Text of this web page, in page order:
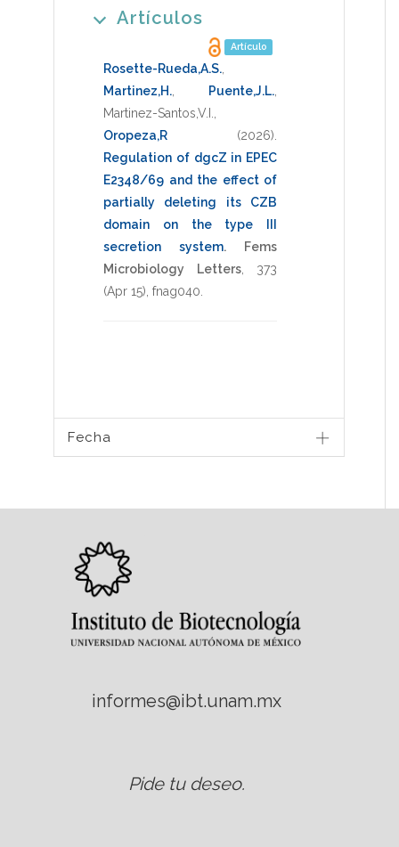
Artículos
Artículo
Rosette-Rueda,A.S.
Martinez,H.
Puente,J.L.
Martinez-Santos,V.I.
Oropeza,R
(2026)
Regulation of dgcZ in EPEC
E2348/69 and the effect of
partially deleting its CZB
domain on the type III
secretion system.
Fems
Microbiology Letters, 373
(Apr 15), fnag040
Fecha
informes@ibt.unam.mx
Pide tu deseo.